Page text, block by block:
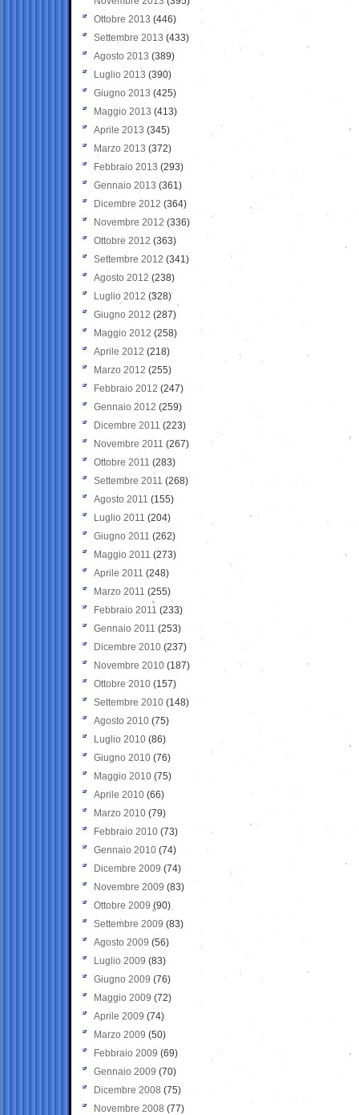
Ottobre 2013 (446)
Settembre 2013 (433)
Agosto 2013 (389)
Luglio 2013 (390)
Giugno 2013 (425)
Maggio 2013 (413)
Aprile 2013 (345)
Marzo 2013 (372)
Febbraio 2013 (293)
Gennaio 2013 (361)
Dicembre 2012 (364)
Novembre 2012 (336)
Ottobre 2012 (363)
Settembre 2012 (341)
Agosto 2012 (238)
Luglio 2012 (328)
Giugno 2012 (287)
Maggio 2012 (258)
Aprile 2012 (218)
Marzo 2012 (255)
Febbraio 2012 (247)
Gennaio 2012 (259)
Dicembre 2011 (223)
Novembre 2011 (267)
Ottobre 2011 (283)
Settembre 2011 (268)
Agosto 2011 (155)
Luglio 2011 (204)
Giugno 2011 (262)
Maggio 2011 (273)
Aprile 2011 (248)
Marzo 2011 (255)
Febbraio 2011 (233)
Gennaio 2011 (253)
Dicembre 2010 (237)
Novembre 2010 (187)
Ottobre 2010 (157)
Settembre 2010 (148)
Agosto 2010 (75)
Luglio 2010 (86)
Giugno 2010 (76)
Maggio 2010 (75)
Aprile 2010 (66)
Marzo 2010 (79)
Febbraio 2010 (73)
Gennaio 2010 (74)
Dicembre 2009 (74)
Novembre 2009 (83)
Ottobre 2009 (90)
Settembre 2009 (83)
Agosto 2009 (56)
Luglio 2009 (83)
Giugno 2009 (76)
Maggio 2009 (72)
Aprile 2009 (74)
Marzo 2009 (50)
Febbraio 2009 (69)
Gennaio 2009 (70)
Dicembre 2008 (75)
Novembre 2008 (77)